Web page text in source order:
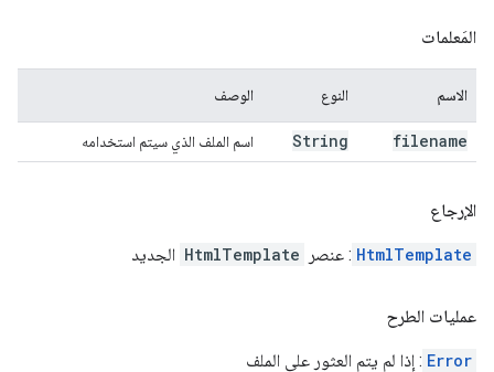
المَعلمات
الاسم النوع الوصف
filename
String اسم الملف الذي سيتم استخدامه
الإرجاع
HtmlTemplate : عنصر HtmlTemplate الجديد
عمليات الطرح
Error : إذا لم يتم العثور على الملف